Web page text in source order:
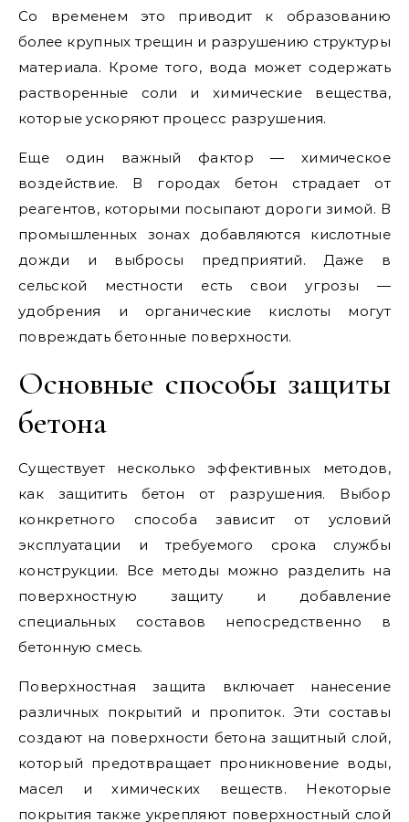
Со временем это приводит к образованию
более крупных трещин и разрушению структуры
материала. Кроме того, вода может содержать
растворенные соли и химические вещества,
которые ускоряют процесс разрушения.
Еще один важный фактор — химическое
воздействие. В городах бетон страдает от
реагентов, которыми посыпают дороги зимой. В
промышленных зонах добавляются кислотные
дожди и выбросы предприятий. Даже в
сельской местности есть свои угрозы —
удобрения и органические кислоты могут
повреждать бетонные поверхности.
Основные способы защиты
бетона
Существует несколько эффективных методов,
как защитить бетон от разрушения. Выбор
конкретного способа зависит от условий
эксплуатации и требуемого срока службы
конструкции. Все методы можно разделить на
поверхностную защиту и добавление
специальных составов непосредственно в
бетонную смесь.
Поверхностная защита включает нанесение
различных покрытий и пропиток. Эти составы
создают на поверхности бетона защитный слой,
который предотвращает проникновение воды,
масел и химических веществ. Некоторые
покрытия также укрепляют поверхностный слой